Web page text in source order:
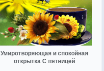
Умиротворяющая и спокойная
открытка С пятницей